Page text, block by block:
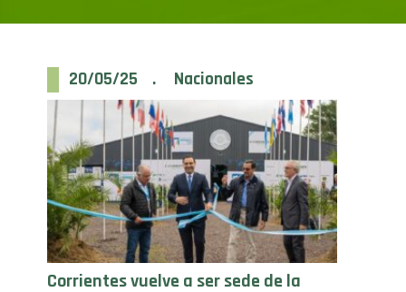
Corrientes vuelve a ser sede de la
Exposición Nacional de Razas